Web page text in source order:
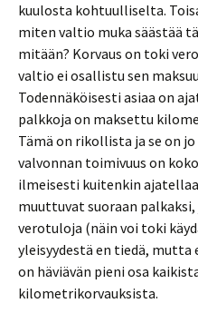
kuulosta kohtuulliselta.
miten valtio muka säästää
mitään? Korvaus on toki
valtio ei osallistu sen
Todennäköisesti asiaa on
palkkoja on maksettu
Tämä on rikollista ja se on
valvonnan toimivuus on
ilmeisesti kuitenkin
muuttuvat suoraan
verotuloja (näin voi toki
yleisyydestä en tiedä,
on häviävän pieni osa
kilometrikorvauksista.